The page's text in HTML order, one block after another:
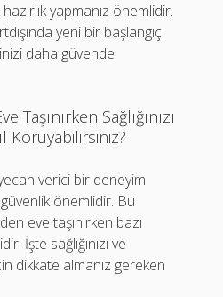
yapmanız önemlidir.
yeni bir başlangıç
daha güvende
Taşınırken Sağlığınızı
Koruyabilirsiniz?
verici bir deneyim
önemlidir. Bu
eve taşınırken bazı
İşte sağlığınızı ve
dikkate almanız gereken